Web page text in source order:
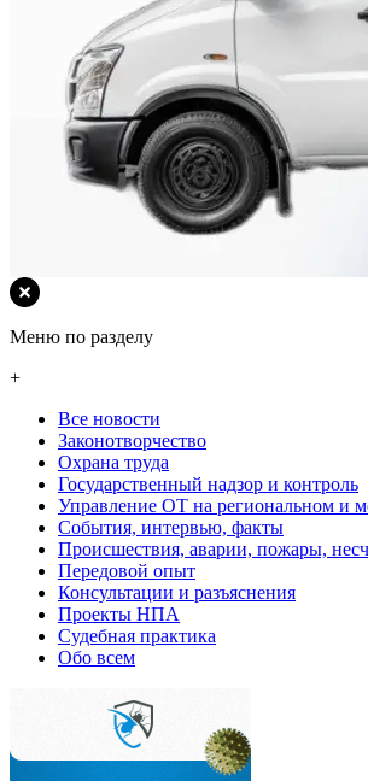
Меню по разделу
+
Все новости
Законотворчество
Охрана труда
Государственный надзор и контроль
Управление ОТ на региональном и
События, интервью, факты
Происшествия, аварии, пожары,
Передовой опыт
Консультации и разъяснения
Проекты НПА
Судебная практика
Обо всем